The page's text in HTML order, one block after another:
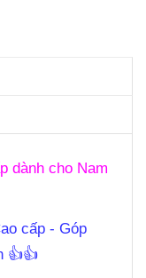
dành cho Nam
cấp - Góp
👍👍